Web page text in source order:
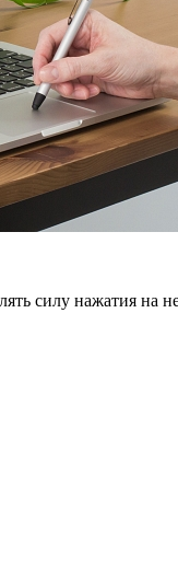
силу нажатия на